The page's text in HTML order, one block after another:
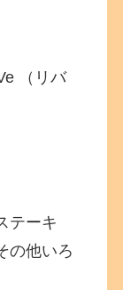
（リバ
テーキ
の他いろ